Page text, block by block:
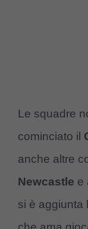
Le squadre
cominciato il
anche altre
Newcastle e
si è aggiunta